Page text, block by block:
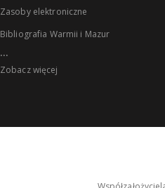
Zasoby elektroniczne
Bibliografia Warmii i Mazur
...
Zobacz więcej